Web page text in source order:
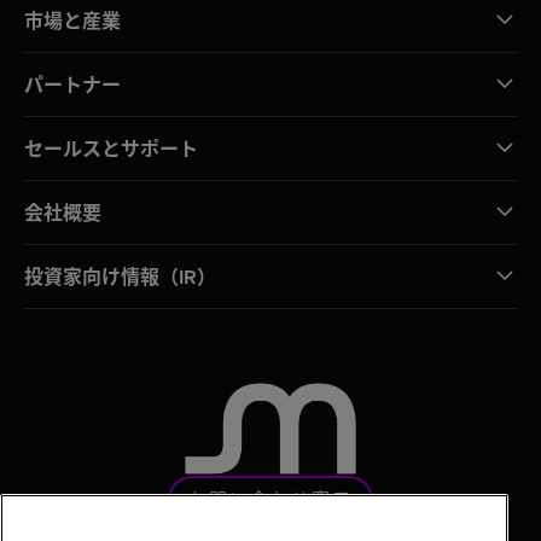
市場と産業
パートナー
セールスとサポート
会社概要
投資家向け情報（IR）
お問い合わせ窓口